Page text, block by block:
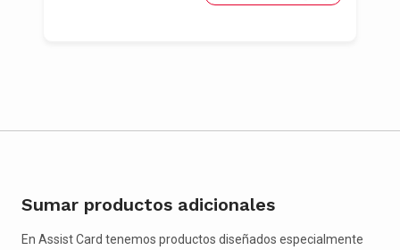
Sumar productos adicionales
En Assist Card tenemos productos diseñados especialmente